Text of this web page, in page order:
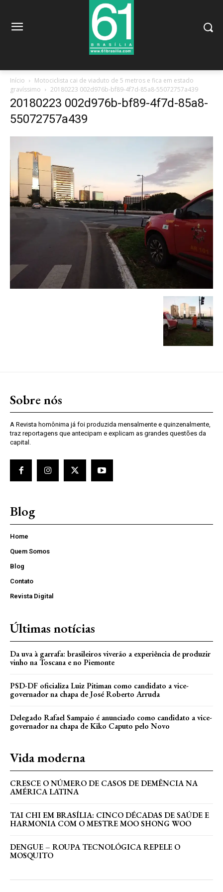
Início
Motociclista cai de viaduto de 5 metros e fica em estado
gravíssimo
20180223 002d976b-bf89-4f7d-85a8-55072757a439
20180223 002d976b-bf89-4f7d-85a8-
55072757a439
Sobre nós
A Revista homônima já foi produzida mensalmente e quinzenalmente,
traz reportagens que antecipam e explicam as grandes questões da
capital.
Blog
Home
Quem Somos
Blog
Contato
Revista Digital
Últimas notícias
Da uva à garrafa: brasileiros viverão a experiência de produzir
vinho na Toscana e no Piemonte
PSD-DF oficializa Luiz Pitiman como candidato a vice-
governador na chapa de José Roberto Arruda
Delegado Rafael Sampaio é anunciado como candidato a vice-
governador na chapa de Kiko Caputo pelo Novo
Vida moderna
CRESCE O NÚMERO DE CASOS DE DEMÊNCIA NA
AMÉRICA LATINA
TAI CHI EM BRASÍLIA: CINCO DÉCADAS DE SAÚDE E
HARMONIA COM O MESTRE MOO SHONG WOO
DENGUE – ROUPA TECNOLÓGICA REPELE O
MOSQUITO